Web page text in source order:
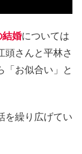
結婚については
頭さんと平林さ
「お似合い」と
を繰り広げてい